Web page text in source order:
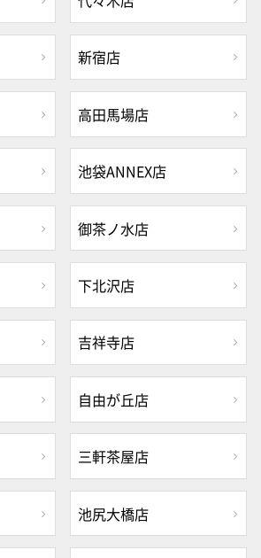
新宿店
高田馬場店
池袋ANNEX店
御茶ノ水店
下北沢店
吉祥寺店
自由が丘店
三軒茶屋店
池尻大橋店